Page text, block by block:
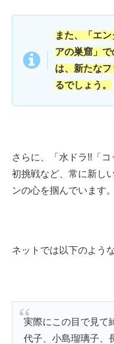
また、「エ
アの巣窟」
は、新たな
るでしょう。
さらに、「水ドラ!!「
初挑戦など、常に新し
ンの心を掴んでいます。
ネットでは以下のよう
実際にこの目で見て
代子、小島瑠璃子、